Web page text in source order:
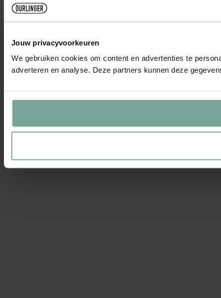
Jouw privacyvoorkeuren
We gebruiken cookies om content en advertenties te
adverteren en analyse. Deze partners kunnen deze